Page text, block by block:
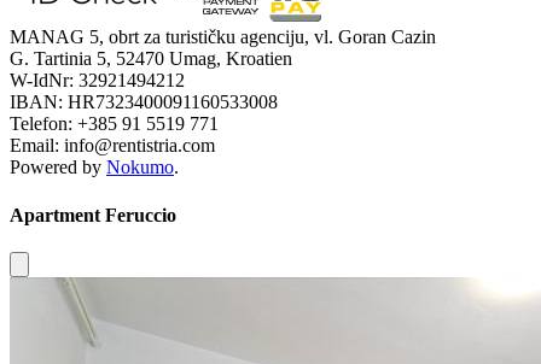
MANAG 5, obrt za turističku agenciju, vl. Goran Cazin
G. Tartinia 5, 52470 Umag, Kroatien
W-IdNr: 32921494212
IBAN: HR7323400091160533008
Telefon: +385 91 5519 771
Email: info@rentistria.com
Powered by Nokumo.
Apartment Feruccio
Close modal